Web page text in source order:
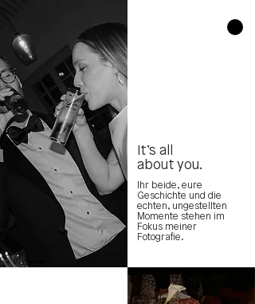
It’s all
about you.
Ihr beide, eure
Geschichte und die
echten, ungestellten
Momente stehen im
Fokus meiner
Fotografie.